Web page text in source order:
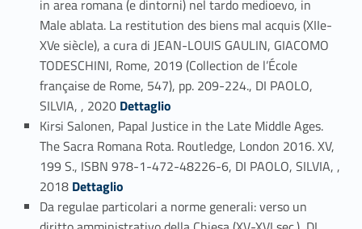
in area romana (e dintorni) nel tardo medioevo, in
Male ablata. La restitution des biens mal acquis (XIIe-
XVe siècle), a cura di JEAN-LOUIS GAULIN, GIACOMO
TODESCHINI, Rome, 2019 (Collection de l’École
française de Rome, 547), pp. 209-224., DI PAOLO,
SILVIA, , 2020 Link identifier #identifier_person_198804-6Dettaglio
Kirsi Salonen, Papal Justice in the Late Middle Ages.
The Sacra Romana Rota. Routledge, London 2016. XV,
199 S., ISBN 978-1-472-48226-6, DI PAOLO, SILVIA, ,
2018Link identifier #identifier_person_199373-7Dettaglio
Da regulae particolari a norme generali: verso un